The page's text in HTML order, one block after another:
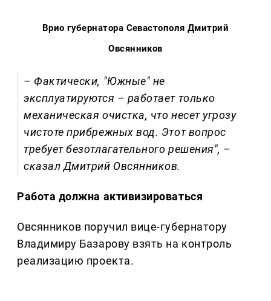
Врио губернатора Севастополя Дмитрий
Овсянников
– Фактически, "Южные" не
эксплуатируются – работает только
механическая очистка, что несет угрозу
чистоте прибрежных вод. Этот вопрос
требует безотлагательного решения", –
сказал Дмитрий Овсянников.
Работа должна активизироваться
Овсянников поручил вице-губернатору
Владимиру Базарову взять на контроль
реализацию проекта.